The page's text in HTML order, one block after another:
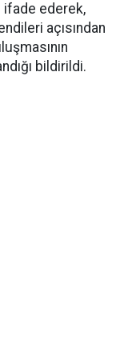
ifade ederek,
açısından
bildirildi.